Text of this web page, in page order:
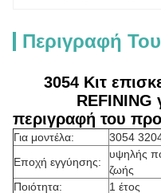
Περιγραφή
3054 Κιτ
REFINING
περιγραφή του
Για μοντέλα:
3054
Εποχή εγγύησης:
υψηλής
ζωής
Ποιότητα:
1 έτος